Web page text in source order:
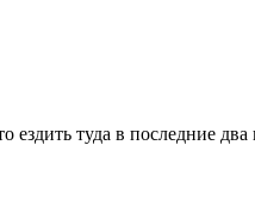
туда в последние два